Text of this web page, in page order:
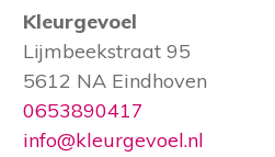
Kleurgevoel
Lijmbeekstraat 95
5612 NA Eindhoven
0653890417
info@kleurgevoel.nl